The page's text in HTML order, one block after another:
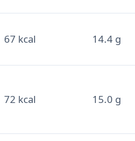
67 kcal 14.4 g
72 kcal 15.0 g